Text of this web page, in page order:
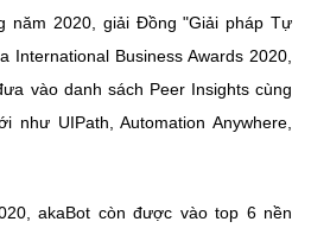
năm 2020, giải Đồng "Giải pháp Tự
International Business Awards 2020,
vào danh sách Peer Insights cùng
như UIPath, Automation Anywhere,
akaBot còn được vào top 6 nền